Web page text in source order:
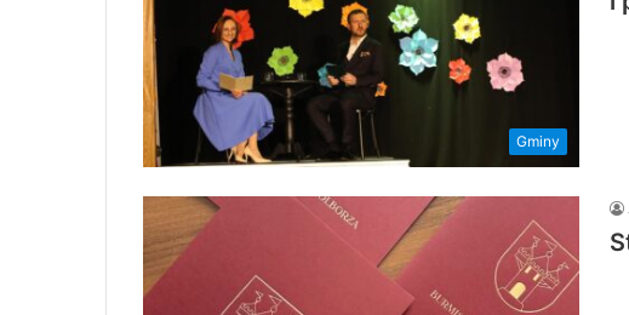
Gminy